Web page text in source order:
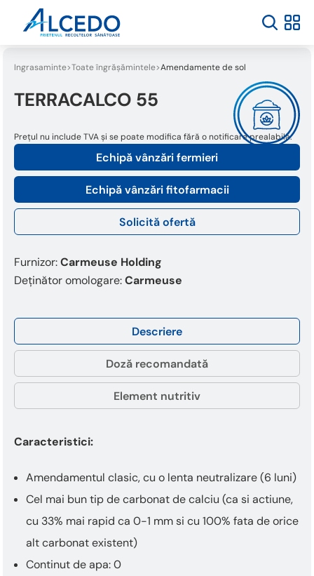
Ingrasaminte Toate îngrășămintele Amendamente de sol
TERRACALCO 55
Echipă vânzări fermieri
Echipă vânzări fitofarmacii
Solicită ofertă
Prețul nu include TVA și se poate modifica fără o notificare prealabilă.
Furnizor:Carmeuse Holding
Deținător omologare:Carmeuse
Descriere
Caracteristici:
Amendamentul clasic, cu o lenta neutralizare (6 luni)
Cel mai bun tip de carbonat de calciu (ca si actiune,
cu 33% mai rapid ca 0-1 mm si cu 100% fata de orice
alt carbonat existent)
Continut de apa: 0
Doză recomandată
Element nutritiv